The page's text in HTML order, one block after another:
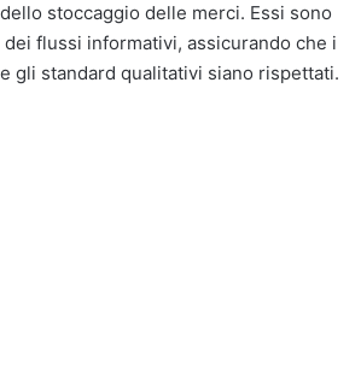
stoccaggio delle merci. Essi sono
flussi informativi, assicurando che i
gli standard qualitativi siano rispettati.